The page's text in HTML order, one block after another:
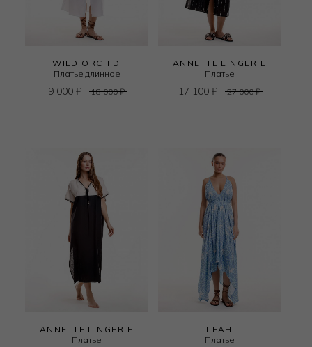
WILD ORCHID
Платье длинное
9 000 ₽ 18 000₽
ANNETTE LINGERIE
Платье
17 100 ₽ 27 000₽
ANNETTE LINGERIE
Платье
LEAH
Платье